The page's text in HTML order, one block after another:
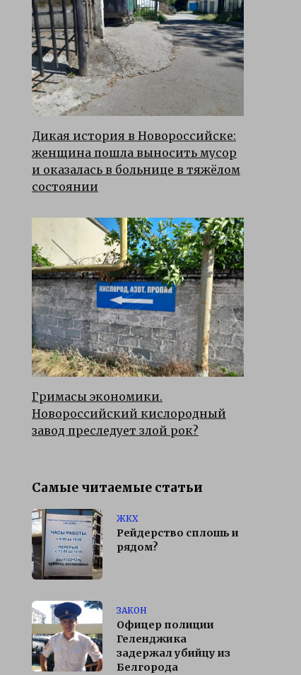
Дикая история в Новороссийске:
женщина пошла выносить мусор
и оказалась в больнице в тяжёлом
состоянии
Гримасы экономики.
Новороссийский кислородный
завод преследует злой рок?
Самые читаемые статьи
ЖКХ
Рейдерство сплошь и
рядом?
ЗАКОН
Офицер полиции
Геленджика
задержал убийцу из
Белгорода